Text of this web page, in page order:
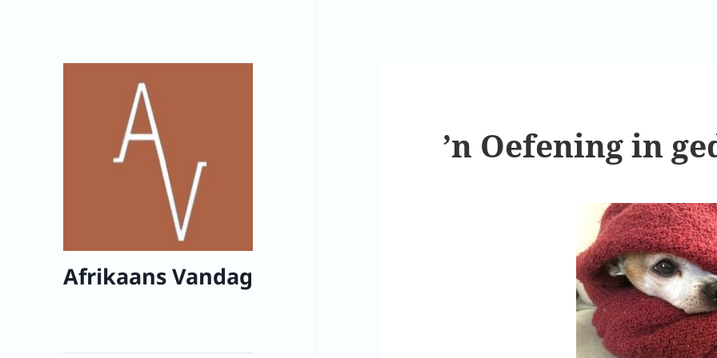
Afrikaans Vandag
’n Oefening in